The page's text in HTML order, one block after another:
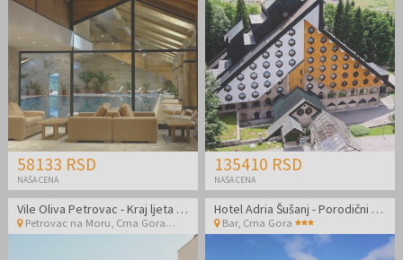
58133 RSD
NAŠA CENA
135410 RSD
NAŠA CENA
Vile Oliva Petrovac - Kraj ljeta za parove
Petrovac na Moru, Crna Gora
Hotel Adria Šušanj - Porodični kraj leta u Crnoj Gori
Bar, Crna Gora